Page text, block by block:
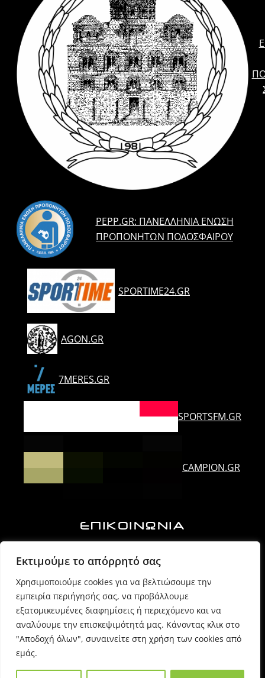
Εκτιμούμε το απόρρητό σας
Χρησιμοποιούμε cookies για να βελτιώσουμε την
εμπειρία περιήγησής σας, να προβάλλουμε
εξατομικευμένες διαφημίσεις ή περιεχόμενο και να
αναλύουμε την επισκεψιμότητά μας. Κάνοντας κλικ στο
"Αποδοχή όλων", συναινείτε στη χρήση των cookies από
εμάς.
PEPP.GR: ΠΑΝΕΛΛΉΝΙΑ ΈΝΩΣΗ
ΠΡΟΠΟΝΗΤΏΝ ΠΟΔΟΣΦΑΊΡΟΥ
SPORTIME24.GR
AGON.GR
7MERES.GR
SPORTSFM.GR
CAMPION.GR
ΕΠΙΚΟΙΝΩΝΙΑ
6974725071 (Πρόεδρος Δ.Σ.)
6980054170 (Γραμματέας)